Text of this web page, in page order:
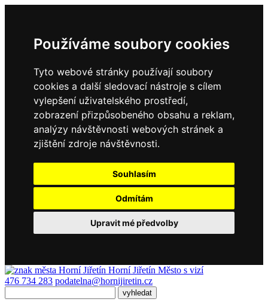
Používáme soubory cookies
Tyto webové stránky používají soubory
cookies a další sledovací nástroje s cílem
vylepšení uživatelského prostředí,
zobrazení přizpůsobeného obsahu a reklam,
analýzy návštěvnosti webových stránek a
zjištění zdroje návštěvnosti.
Souhlasím
Odmítám
Upravit mé předvolby
Horní Jiřetín Město s vizí
476 734 283 podatelna@hornijiretin.cz